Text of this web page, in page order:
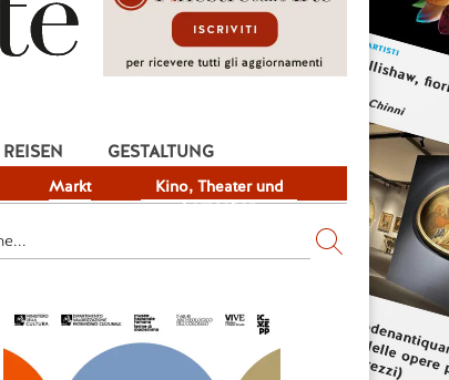
Markt
Kino, Theater und
Fernsehen
REISEN
GESTALTUNG